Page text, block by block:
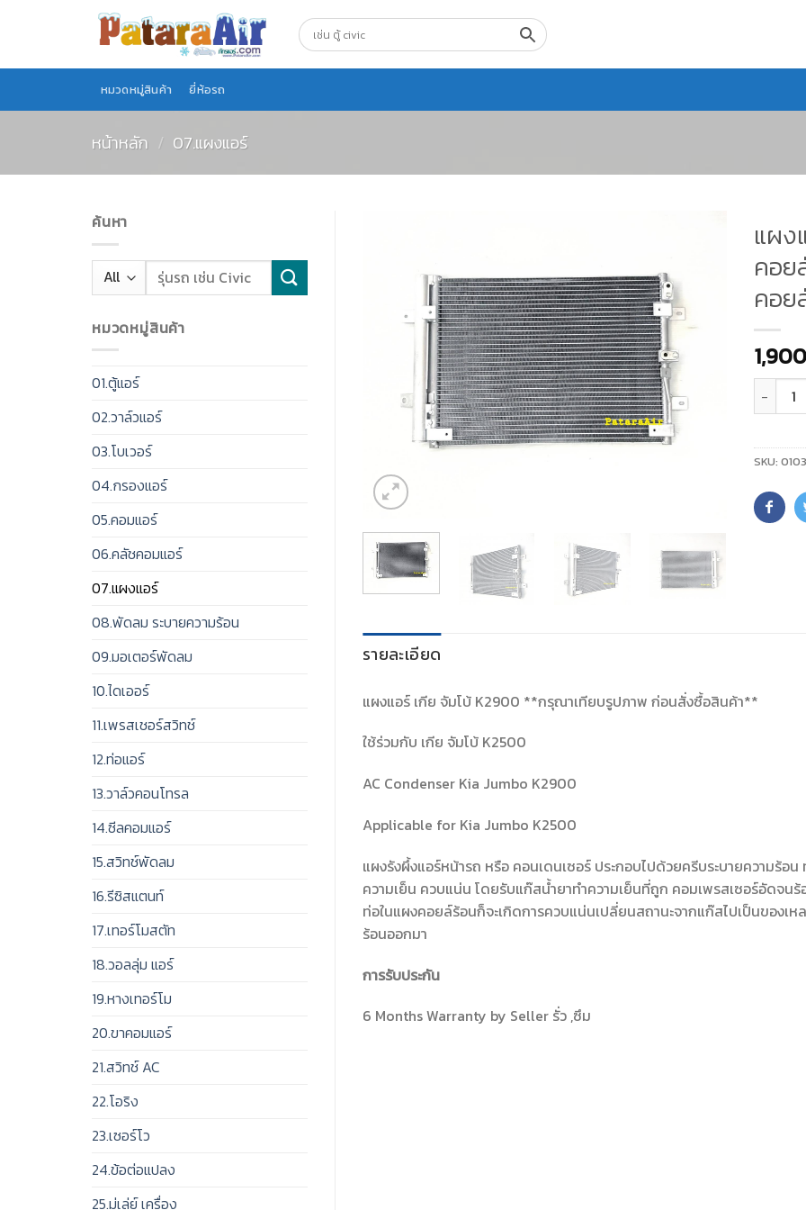
หมวดหมู่สินค้า ยี่ห้อรถ
หน้าหลัก / 07.แผงแอร์
ค้นหา
หมวดหมู่สินค้า
01.ตู้แอร์
02.วาล์วแอร์
03.โบเวอร์
04.กรองแอร์
05.คอมแอร์
06.คลัชคอมแอร์
07.แผงแอร์
08.พัดลม ระบายความร้อน
09.มอเตอร์พัดลม
10.ไดเออร์
11.เพรสเชอร์สวิทช์
12.ท่อแอร์
13.วาล์วคอนโทรล
14.ซีลคอมแอร์
15.สวิทช์พัดลม
16.รีซิสแตนท์
17.เทอร์โมสตัท
18.วอลลุ่ม แอร์
19.หางเทอร์โม
20.ขาคอมแอร์
21.สวิทช์ AC
22.โอริง
23.เซอร์โว
24.ข้อต่อแปลง
25.มู่เล่ย์ เครื่อง
แผง
คอย
คอย
1,900
SKU:
รายละเอียด
แผงแอร์ เกีย จัมโบ้ K2900 **กรุณาเทียบรูปภาพ ก่อนสั่งซื้อสินค้า**
ใช้ร่วมกับ เกีย จัมโบ้ K2500
AC Condenser Kia Jumbo K2900
Applicable for Kia Jumbo K2500
แผงรังผึ้งแอร์หน้ารถ หรือ คอนเดนเซอร์ ประกอบไปด้วยครีบระบายความร้อ
ความเย็น ควบแน่น โดยรับแก๊สน้ำยาทำความเย็นที่ถูก คอมเพรสเซอร์อัดจน
ท่อในแผงคอยล์ร้อนก็จะเกิดการควบแน่นเปลี่ยนสถานะจากแก๊สไปเป็นของเห
ร้อนออกมา
การรับประกัน
6 Months Warranty by Seller รั่ว ,ซึม